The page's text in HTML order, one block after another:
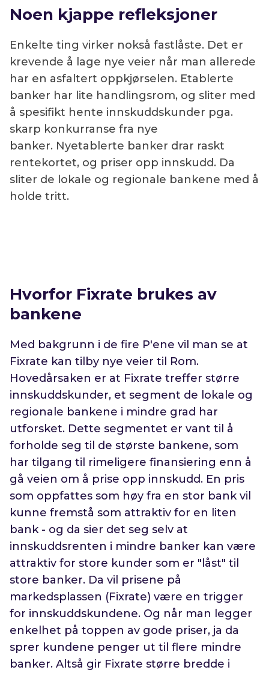
Noen kjappe refleksjoner
Enkelte ting virker nokså fastlåste. Det er
krevende å lage nye veier når man allerede
har en asfaltert oppkjørselen. Etablerte
banker har lite handlingsrom, og sliter med
å spesifikt hente innskuddskunder pga.
skarp konkurranse fra nye
banker. Nyetablerte banker drar raskt
rentekortet, og priser opp innskudd. Da
sliter de lokale og regionale bankene med å
holde tritt.
Hvorfor Fixrate brukes av
bankene
Med bakgrunn i de fire P'ene vil man se at
Fixrate kan tilby nye veier til Rom.
Hovedårsaken er at Fixrate treffer større
innskuddskunder, et segment de lokale og
regionale bankene i mindre grad har
utforsket. Dette segmentet er vant til å
forholde seg til de største bankene, som
har tilgang til rimeligere finansiering enn å
gå veien om å prise opp innskudd. En pris
som oppfattes som høy fra en stor bank vil
kunne fremstå som attraktiv for en liten
bank - og da sier det seg selv at
innskuddsrenten i mindre banker kan være
attraktiv for store kunder som er "låst" til
store banker. Da vil prisene på
markedsplassen (Fixrate) være en trigger
for innskuddskundene. Og når man legger
enkelhet på toppen av gode priser, ja da
sprer kundene penger ut til flere mindre
banker. Altså gir Fixrate større bredde i